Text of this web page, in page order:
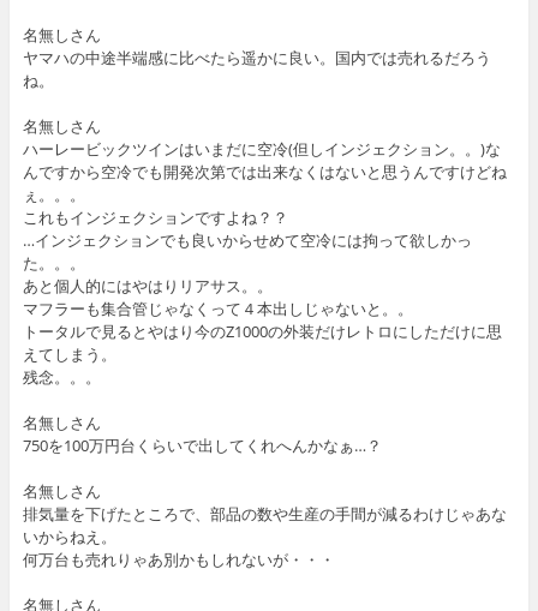
名無しさん
ヤマハの中途半端感に比べたら遥かに良い。国内では売れるだろう
ね。
名無しさん
ハーレービックツインはいまだに空冷(但しインジェクション。。)な
んですから空冷でも開発次第では出来なくはないと思うんですけどね
ぇ。。。
これもインジェクションですよね？？
…インジェクションでも良いからせめて空冷には拘って欲しかっ
た。。。
あと個人的にはやはりリアサス。。
マフラーも集合管じゃなくって４本出しじゃないと。。
トータルで見るとやはり今のZ1000の外装だけレトロにしただけに思
えてしまう。
残念。。。
名無しさん
750を100万円台くらいで出してくれへんかなぁ…？
名無しさん
排気量を下げたところで、部品の数や生産の手間が減るわけじゃあな
いからねえ。
何万台も売れりゃあ別かもしれないが・・・
名無しさん